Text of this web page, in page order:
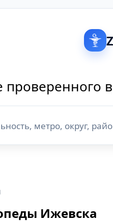
проверенного
Ижевска